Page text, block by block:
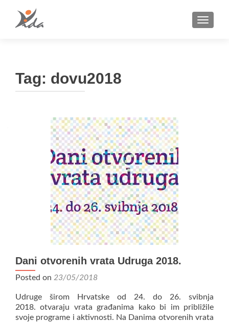
Tag: dovu2018
Dani otvorenih vrata Udruga 2018.
Posted on 23/05/2018
Udruge širom Hrvatske od 24. do 26. svibnja
2018. otvaraju vrata građanima kako bi im približile
svoje programe i aktivnosti. Na Danima otvorenih vrata